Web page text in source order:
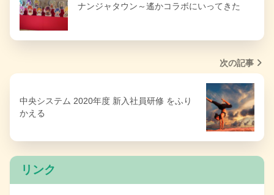
ナンジャタウン～遙かコラボにいってきた
次の記事
中央システム 2020年度 新入社員研修 をふり
かえる
リンク